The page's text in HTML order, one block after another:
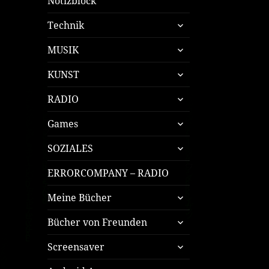
Technik
untermenü
öffnen
MUSIK
untermenü
öffnen
KUNST
untermenü
öffnen
RADIO
untermenü
öffnen
Games
untermenü
öffnen
SOZIALES
untermenü
öffnen
ERRORCOMPANY – RADIO
Meine Bücher
untermenü
öffnen
Bücher von Freunden
untermenü
öffnen
Screensaver
untermenü
öffnen